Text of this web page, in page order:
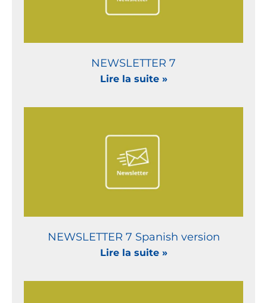
NEWSLETTER 7
Lire la suite »
NEWSLETTER 7 Spanish version
Lire la suite »